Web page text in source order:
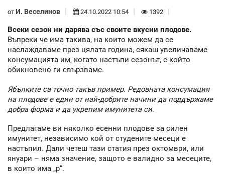
от И. Веселинов 24.10.2022 10:54 1392
Всеки сезон ни дарява със своите вкусни плодове.
Въпреки че има такива, на които можем да се
наслаждаваме през цялата година, сякаш увеличаваме
консумацията им, когато настъпи сезонът, с който
обикновено ги свързваме.
Ябълките са точно такъв пример. Редовната консумация
на плодове е един от най-добрите начини да поддържаме
добра форма и да укрепим имунитета си.
Предлагаме ви няколко есенни плодове за силен
имунитет, независимо кой от студените месеци е
настъпил. Дали четеш тази статия през октомври, или
януари – няма значение, защото е валидно за месеците,
в които има „р“.